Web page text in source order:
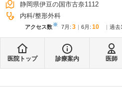
静岡県伊豆の国市古奈1112
内科 整形外科
アクセス数※ 7月 : 3 6月 : 10 過去
医院トップ 診療案内 医師